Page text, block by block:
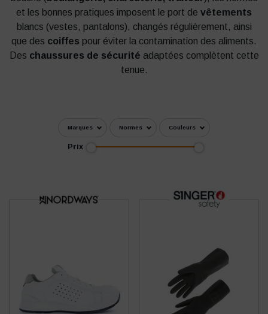
et les bonnes pratiques imposent le port de vêtements
blancs (vestes, pantalons), changés régulièrement, ainsi
que des coiffes pour éviter la contamination des aliments.
Des chaussures de sécurité adaptées complètent cette
tenue.
Marques Normes Couleurs
Prix